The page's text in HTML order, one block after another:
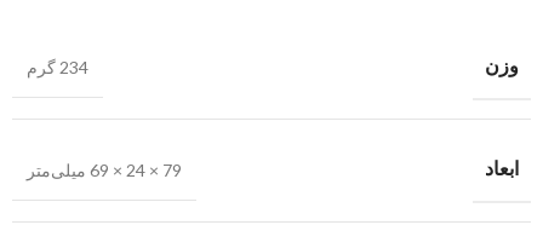
وزن 234 گرم
ابعاد 79 × 24 × 69 میلی‌متر